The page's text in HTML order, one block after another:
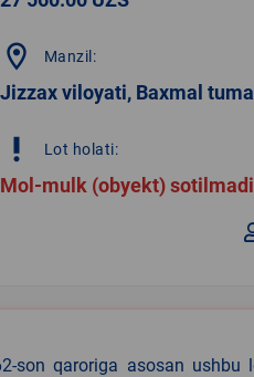
location_on Manzil:
Jizzax viloyati, Baxmal
priority_high Lot holati:
Mol-mulk (obyekt) sotilmadi
son qaroriga asosan ushbu